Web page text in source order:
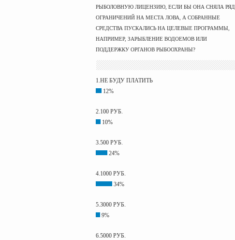
РЫБОЛОВНУЮ ЛИЦЕНЗИЮ, ЕСЛИ БЫ ОНА СНЯЛА РЯД
ОГРАНИЧЕНИЙ НА МЕСТА ЛОВА, А СОБРАННЫЕ
СРЕДСТВА ПУСКАЛИСЬ НА ЦЕЛЕВЫЕ ПРОГРАММЫ,
НАПРИМЕР, ЗАРЫБЛЕНИЕ ВОДОЕМОВ ИЛИ
ПОДДЕРЖКУ ОРГАНОВ РЫБООХРАНЫ?
1.НЕ БУДУ ПЛАТИТЬ
12%
2.100 РУБ.
10%
3.500 РУБ.
24%
4.1000 РУБ.
34%
5.3000 РУБ.
9%
6.5000 РУБ.